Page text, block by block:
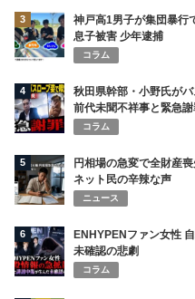
3
神戸高1男子が集団暴行
息子被害 少年逮捕
コラム
4
秋田県幹部・小野氏が
前代未聞不祥事と緊急
コラム
5
円相場の急変で全財産
ネット民の辛辣な声
ニュース
6
ENHYPENファン女性
未確認の悲劇
コラム